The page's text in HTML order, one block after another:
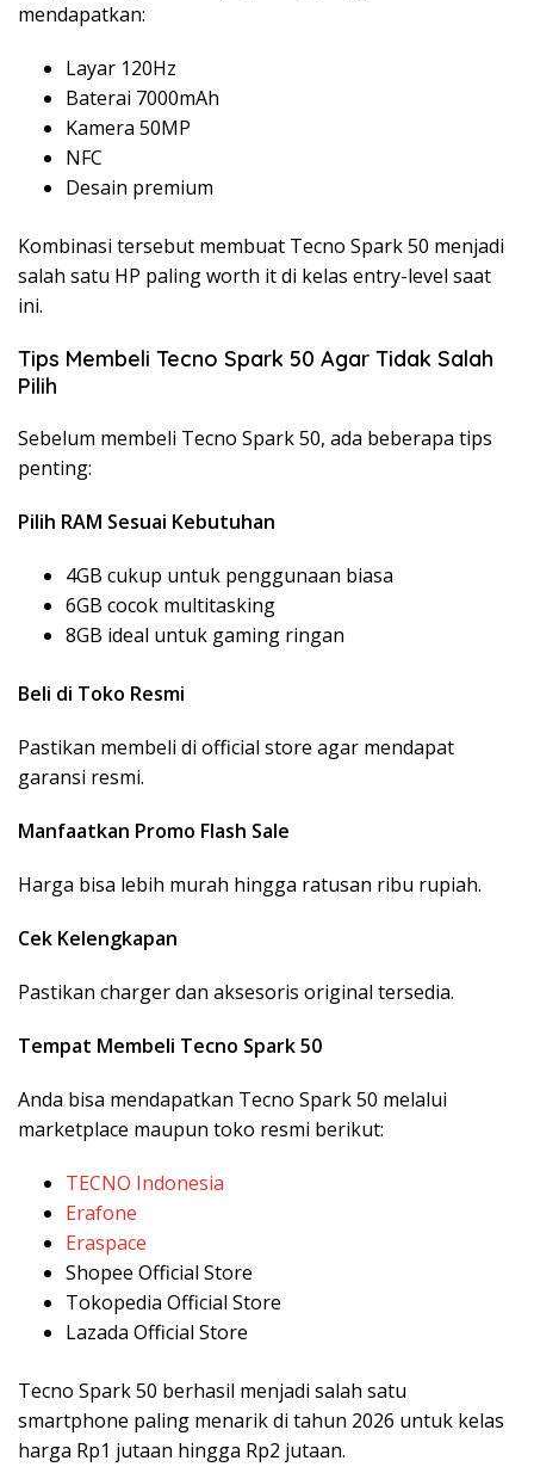
mendapatkan:
Layar 120Hz
Baterai 7000mAh
Kamera 50MP
NFC
Desain premium
Kombinasi tersebut membuat Tecno Spark 50 menjadi
salah satu HP paling worth it di kelas entry-level saat
ini.
Tips Membeli Tecno Spark 50 Agar Tidak Salah
Pilih
Sebelum membeli Tecno Spark 50, ada beberapa tips
penting:
Pilih RAM Sesuai Kebutuhan
4GB cukup untuk penggunaan biasa
6GB cocok multitasking
8GB ideal untuk gaming ringan
Beli di Toko Resmi
Pastikan membeli di official store agar mendapat
garansi resmi.
Manfaatkan Promo Flash Sale
Harga bisa lebih murah hingga ratusan ribu rupiah.
Cek Kelengkapan
Pastikan charger dan aksesoris original tersedia.
Tempat Membeli Tecno Spark 50
Anda bisa mendapatkan Tecno Spark 50 melalui
marketplace maupun toko resmi berikut:
TECNO Indonesia
Erafone
Eraspace
Shopee Official Store
Tokopedia Official Store
Lazada Official Store
Tecno Spark 50 berhasil menjadi salah satu
smartphone paling menarik di tahun 2026 untuk kelas
harga Rp1 jutaan hingga Rp2 jutaan.